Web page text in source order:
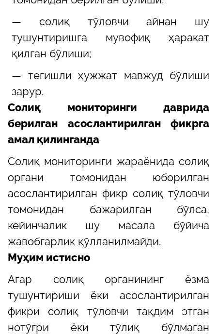
— солиқ тўловчи айнан шу
тушунтиришга мувофиқ ҳаракат
қилган бўлиши;
— тегишли ҳужжат мавжуд бўлиши
зарур.
Солиқ мониторинги даврида
берилган асослантирилган фикрга
амал қилинганда
Солиқ мониторинги жараёнида солиқ
органи томонидан юборилган
асослантирилган фикр солиқ тўловчи
томонидан бажарилган бўлса,
кейинчалик шу масала бўйича
жавобгарлик қўлланилмайди.
Муҳим истисно
Агар солиқ органининг ёзма
тушунтириши ёки асослантирилган
фикри солиқ тўловчи тақдим этган
нотўғри ёки тўлиқ бўлмаган